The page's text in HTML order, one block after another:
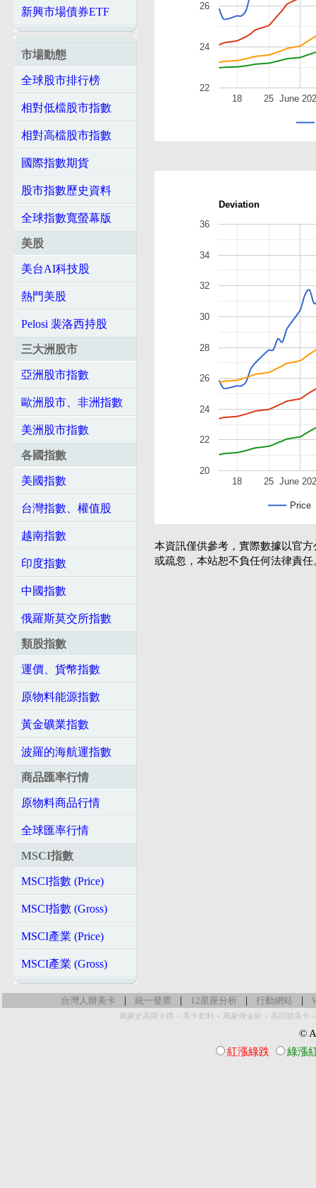
新興市場債券ETF
市場動態
全球股市排行榜
相對低檔股市指數
相對高檔股市指數
國際指數期貨
股市指數歷史資料
全球指數寬螢幕版
美股
美台AI科技股
熱門美股
Pelosi 裴洛西持股
三大洲股市
亞洲股市指數
歐洲股市、非洲指數
美洲股市指數
各國指數
美國指數
台灣指數、權值股
越南指數
印度指數
中國指數
俄羅斯莫交所指數
類股指數
運價、貨幣指數
原物料能源指數
黃金礦業指數
波羅的海航運指數
商品匯率行情
原物料商品行情
全球匯率行情
MSCI指數
MSCI指數 (Price)
MSCI指數 (Gross)
MSCI產業 (Price)
MSCI產業 (Gross)
June
18 25
22
24
26
Deviation
Price
June
18 25
20
22
24
26
28
30
32
34
36
本資訊僅供參考，實際數據以官
或疏忽，本站恕不負任何法律責任
台灣人辦美卡 | 統一發票 | 12星座分析 | 行動網站 |
萬豪史高開卡禮 - 美卡套利 - 萬豪煉金術 - 高回饋美卡
©
紅漲綠跌
綠漲